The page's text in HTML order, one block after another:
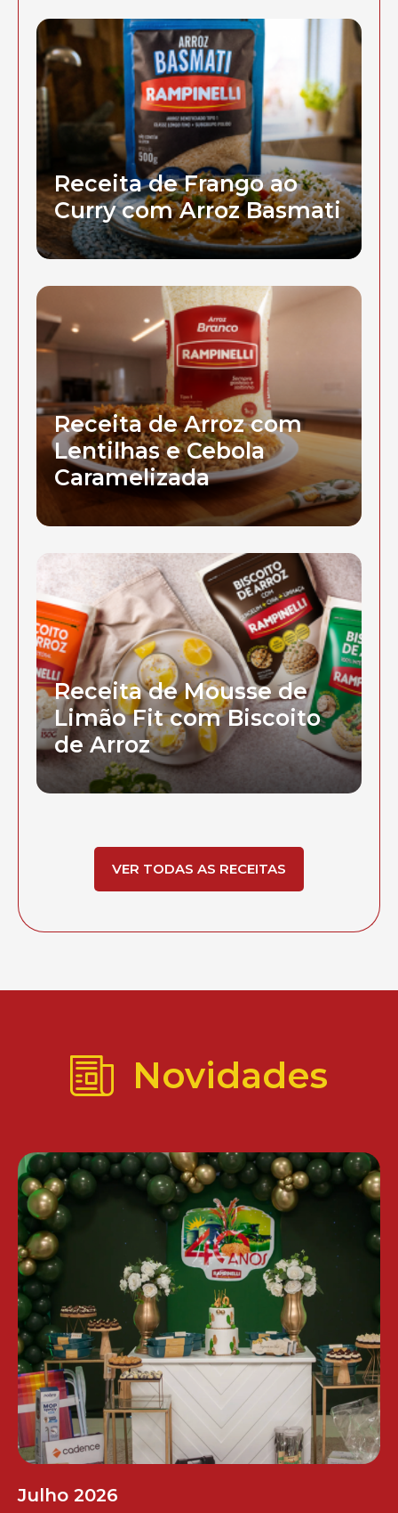
Receita de Frango ao
Curry com Arroz Basmati
Receita de Arroz com
Lentilhas e Cebola
Caramelizada
Receita de Mousse de
Limão Fit com Biscoito
de Arroz
VER TODAS AS RECEITAS
Novidades
Julho 2026